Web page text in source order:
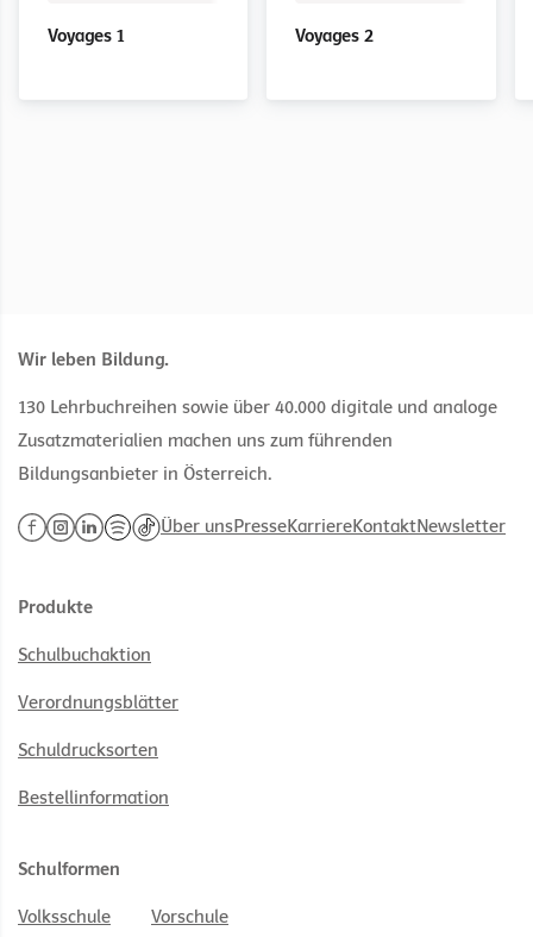
Voyages 1 Voyages 2
Wir leben Bildung.
130 Lehrbuchreihen sowie über 40.000 digitale und analoge
Zusatzmaterialien machen uns zum führenden
Bildungsanbieter in Österreich.
Über unsPresseKarriereKontaktNewsletter
Produkte
Schulbuchaktion
Verordnungsblätter
Schuldrucksorten
Bestellinformation
Schulformen
Volksschule Vorschule